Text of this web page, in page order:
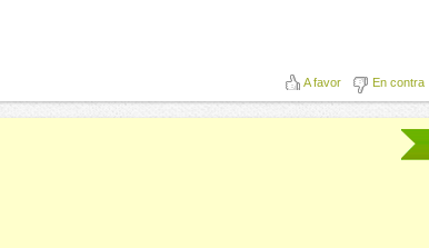
A favor En contra